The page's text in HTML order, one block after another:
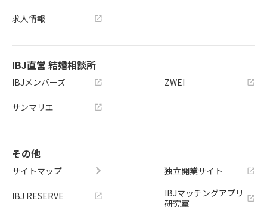
求人情報
IBJ直営 結婚相談所
IBJメンバーズ
サンマリエ
ZWEI
その他
サイトマップ
IBJ RESERVE
独立開業サイト
IBJマッチングアプリ
研究室